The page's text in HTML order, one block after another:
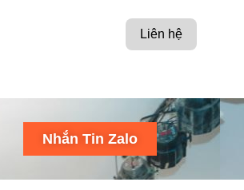
Liên hệ
Nhắn Tin Zalo